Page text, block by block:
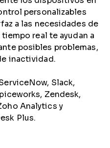
personalizables
a las necesidades de
real te ayudan a
posibles problemas,
inactividad.
Slack,
Zendesk,
Analytics y
Plus.